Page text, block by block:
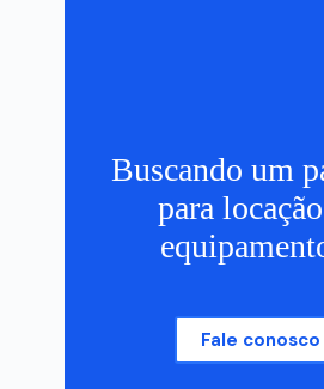
Buscando um
para
Fale conosco